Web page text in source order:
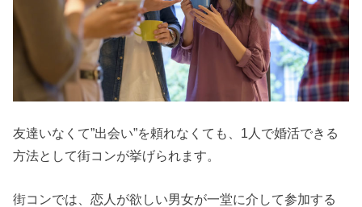
友達いなくて”出会い”を頼れなくても、1人で婚活できる
方法として街コンが挙げられます。
街コンでは、恋人が欲しい男女が一堂に介して参加する